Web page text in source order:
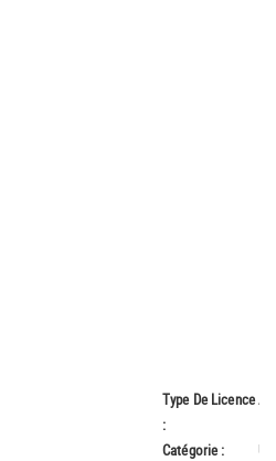
Type De Licence
:
A
Catégorie : U6